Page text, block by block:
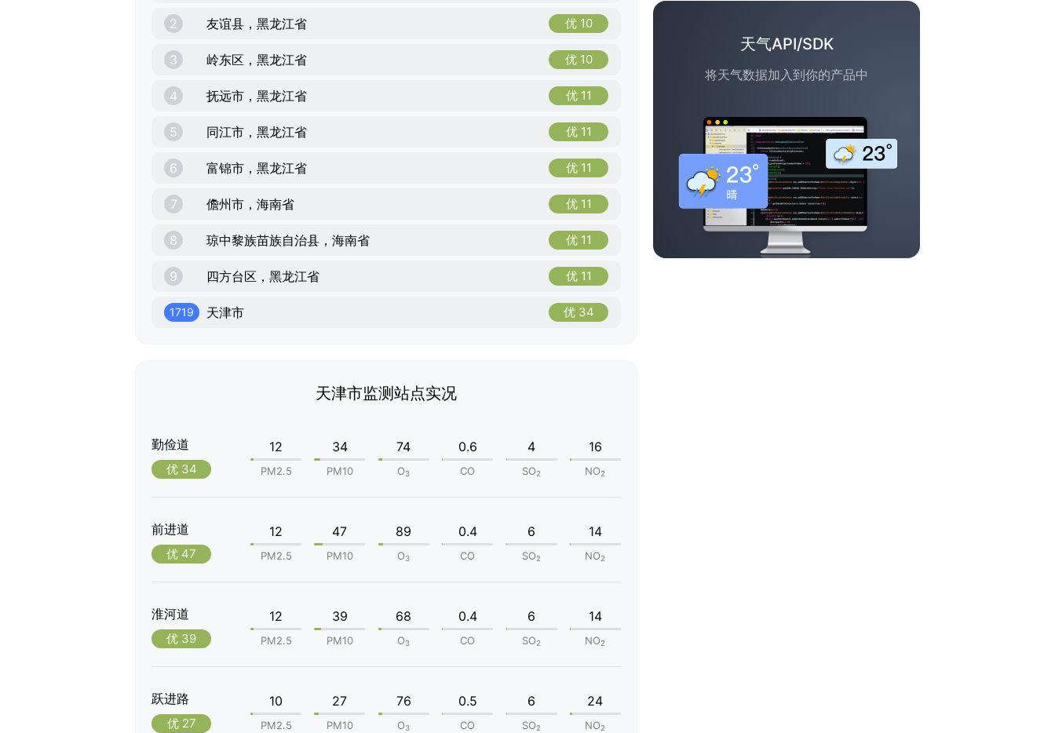
2 友谊县，黑龙江省 优 10
3 岭东区，黑龙江省 优 10
4 抚远市，黑龙江省 优 11
5 同江市，黑龙江省 优 11
6 富锦市，黑龙江省 优 11
7 儋州市，海南省 优 11
8 琼中黎族苗族自治县，海南省 优 11
9 四方台区，黑龙江省 优 11
1719 天津市 优 34
天津市监测站点实况
勤俭道
优 34
12
PM2.5
34
PM10
74
O3
0.6
CO
4
SO2
16
NO2
前进道
优 47
12
PM2.5
47
PM10
89
O3
0.4
CO
6
SO2
14
NO2
淮河道
优 39
12
PM2.5
39
PM10
68
O3
0.4
CO
6
SO2
14
NO2
跃进路
优 27
10
PM2.5
27
PM10
76
O3
0.5
CO
6
SO2
24
NO2
天气API/SDK
将天气数据加入到你的产品中